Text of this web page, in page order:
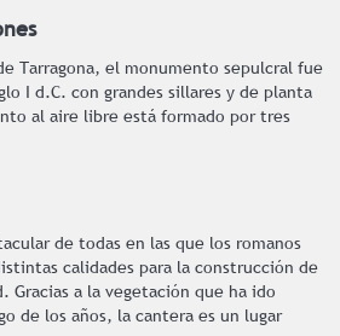
Tarragona, el monumento sepulcral fue
I d.C. con grandes sillares y de planta
al aire libre está formado por tres
de todas en las que los romanos
calidades para la construcción de
Gracias a la vegetación que ha ido
de los años, la cantera es un lugar